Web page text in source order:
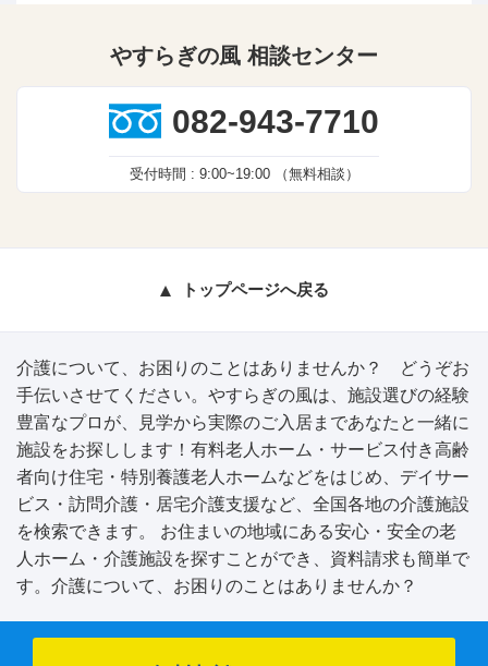
やすらぎの風 相談センター
082-943-7710
受付時間 : 9:00~19:00（無料相談）
トップページへ戻る
介護について、お困りのことはありませんか？ どうぞお
手伝いさせてください。やすらぎの風は、施設選びの経験
豊富なプロが、見学から実際のご入居まであなたと一緒に
施設をお探しします！有料老人ホーム・サービス付き高齢
者向け住宅・特別養護老人ホームなどをはじめ、デイサー
ビス・訪問介護・居宅介護支援など、全国各地の介護施設
を検索できます。 お住まいの地域にある安心・安全の老
人ホーム・介護施設を探すことができ、資料請求も簡単で
す。介護について、お困りのことはありませんか？